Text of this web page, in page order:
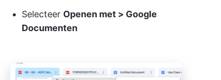
Selecteer Openen met > Google
Documenten